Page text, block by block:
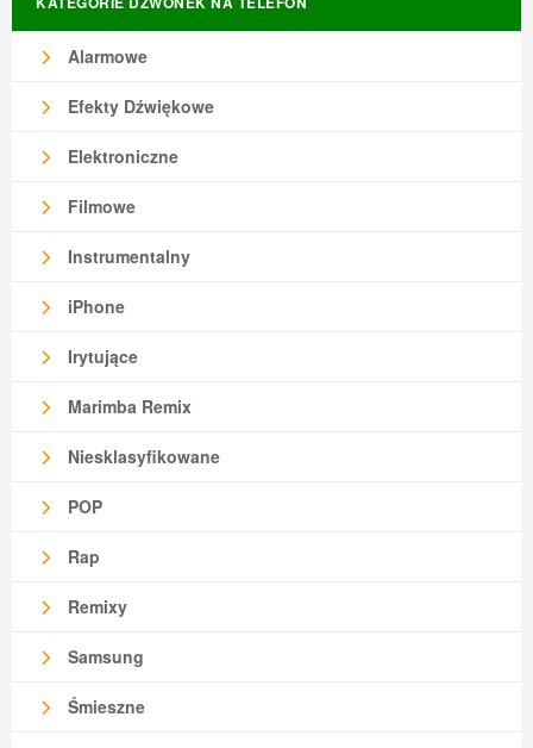
Alarmowe
Efekty Dźwiękowe
Elektroniczne
Filmowe
Instrumentalny
iPhone
Irytujące
Marimba Remix
Niesklasyfikowane
POP
Rap
Remixy
Samsung
Śmieszne